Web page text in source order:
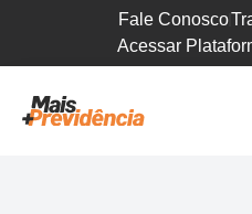
Fale Conosco
Acessar